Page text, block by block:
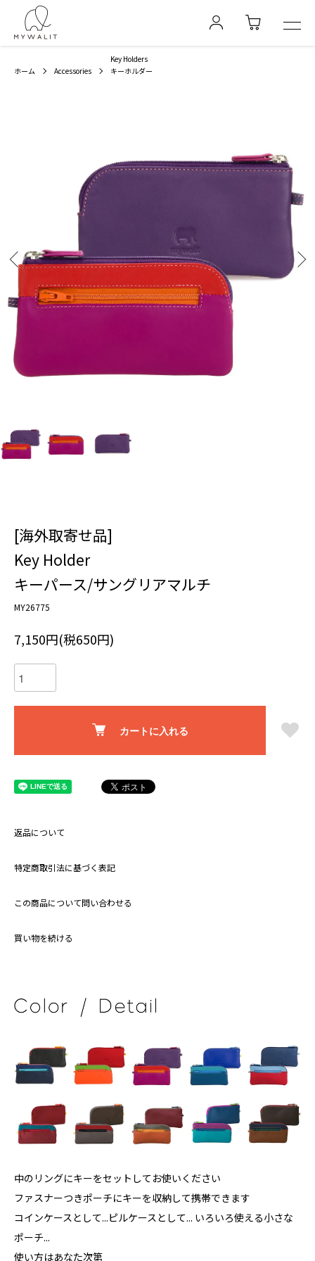
ホーム Accessories
Key Holders
キーホルダー
[海外取寄せ品]
Key Holder
キーパース/サングリアマルチ
MY26775
7,150円(税650円)
カートに入れる
返品について
特定商取引法に基づく表記
この商品について問い合わせる
買い物を続ける
中のリングにキーをセットしてお使いください
ファスナーつきポーチにキーを収納して携帯できます
コインケースとして...ピルケースとして... いろいろ使える小さな
ポーチ...
使い方はあなた次第